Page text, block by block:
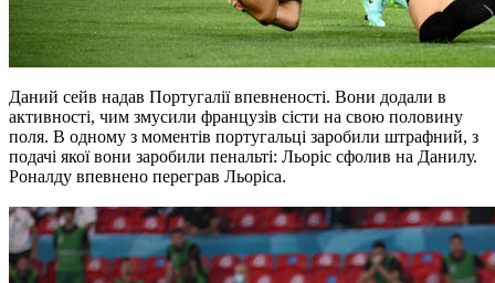
Даний сейв надав Португалії впевненості. Вони додали в
активності, чим змусили французів сісти на свою половину
поля. В одному з моментів португальці заробили штрафний, з
подачі якої вони заробили пенальті: Льоріс сфолив на Данилу.
Роналду впевнено переграв Льоріса.